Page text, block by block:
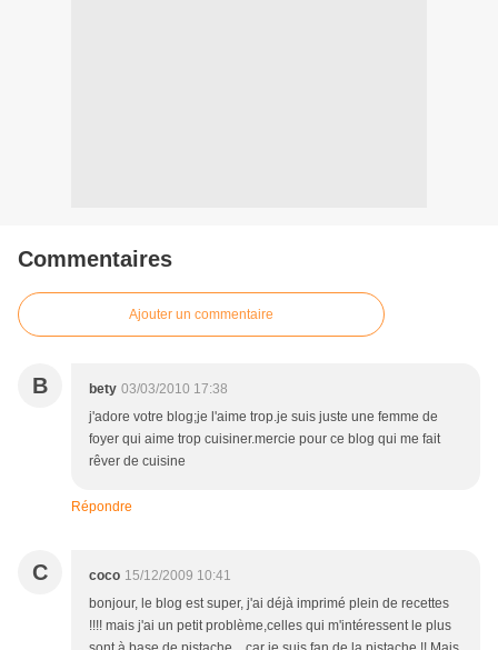
Commentaires
Ajouter un commentaire
B bety 03/03/2010 17:38
j'adore votre blog;je l'aime trop.je suis juste une femme de
foyer qui aime trop cuisiner.mercie pour ce blog qui me fait
rêver de cuisine
Répondre
C coco 15/12/2009 10:41
bonjour, le blog est super, j'ai déjà imprimé plein de recettes
!!!! mais j'ai un petit problème,celles qui m'intéressent le plus